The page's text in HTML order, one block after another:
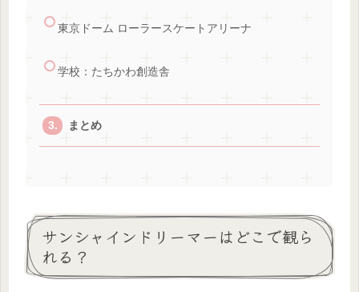
東京ドーム ローラースケートアリーナ
学校：たちかわ創造舎
まとめ
サンシャインドリーマーはどこで観ら
れる？